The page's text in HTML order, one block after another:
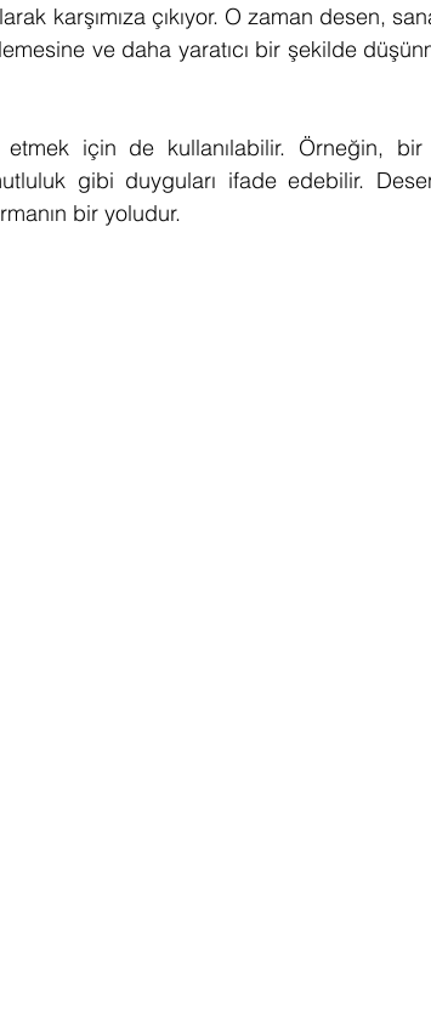
karşımıza çıkıyor. O zaman desen,
ve daha yaratıcı bir şekilde
için de kullanılabilir. Örneğin, bir
gibi duyguları ifade edebilir.
bir yoludur.